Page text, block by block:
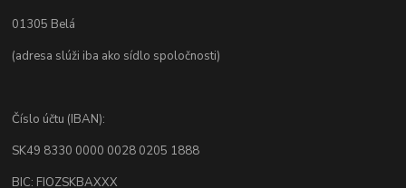
01305 Belá
(adresa slúži iba ako sídlo spoločnosti)
Číslo účtu (IBAN):
SK49 8330 0000 0028 0205 1888
BIC: FIOZSKBAXXX